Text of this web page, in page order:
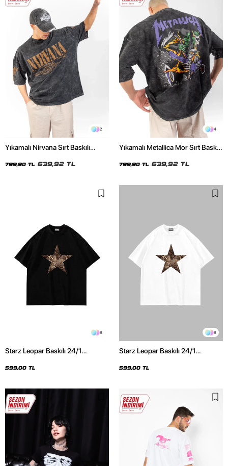
2
Yıkamalı Nirvana Sırt Baskılı
799,90 TL 639,92 TL
4
Yıkamalı Metallica Mor Sırt Baskılı
799,90 TL 639,92 TL
8
Starz Leopar Baskılı 24/1
599,00 TL
8
Starz Leopar Baskılı 24/1
599,00 TL